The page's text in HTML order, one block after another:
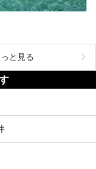
と見る